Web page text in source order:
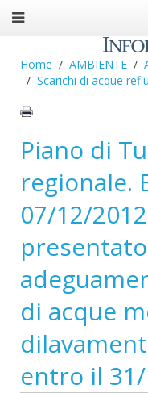
Home AMBIENTE
Scarichi di acque
Piano di
regionale.
07/12/
di acque
entro il